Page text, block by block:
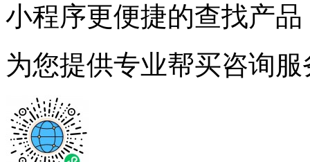
小程序更便捷的查找产品
为您提供专业帮买咨询服